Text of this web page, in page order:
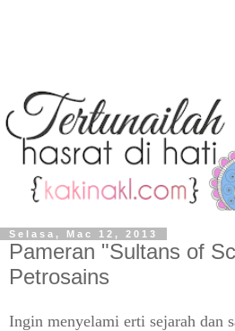
Selasa, Mac 12, 2013
Pameran "Sultans of
Petrosains
Ingin menyelami erti sejarah dan